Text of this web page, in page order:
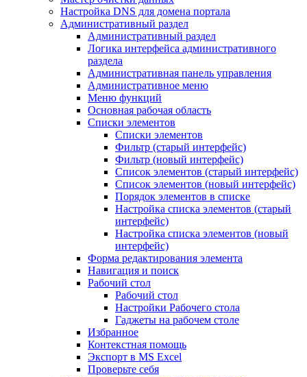
Настройка DNS для домена портала
Административный раздел
Административный раздел
Логика интерфейса административного
раздела
Административная панель управления
Административное меню
Меню функций
Основная рабочая область
Списки элементов
Списки элементов
Фильтр (старый интерфейс)
Фильтр (новый интерфейс)
Список элементов (старый интерфейс)
Список элементов (новый интерфейс)
Порядок элементов в списке
Настройка списка элементов (старый
интерфейс)
Настройка списка элементов (новый
интерфейс)
Форма редактирования элемента
Навигация и поиск
Рабочий стол
Рабочий стол
Настройки Рабочего стола
Гаджеты на рабочем столе
Избранное
Контекстная помощь
Экспорт в MS Excel
Проверьте себя